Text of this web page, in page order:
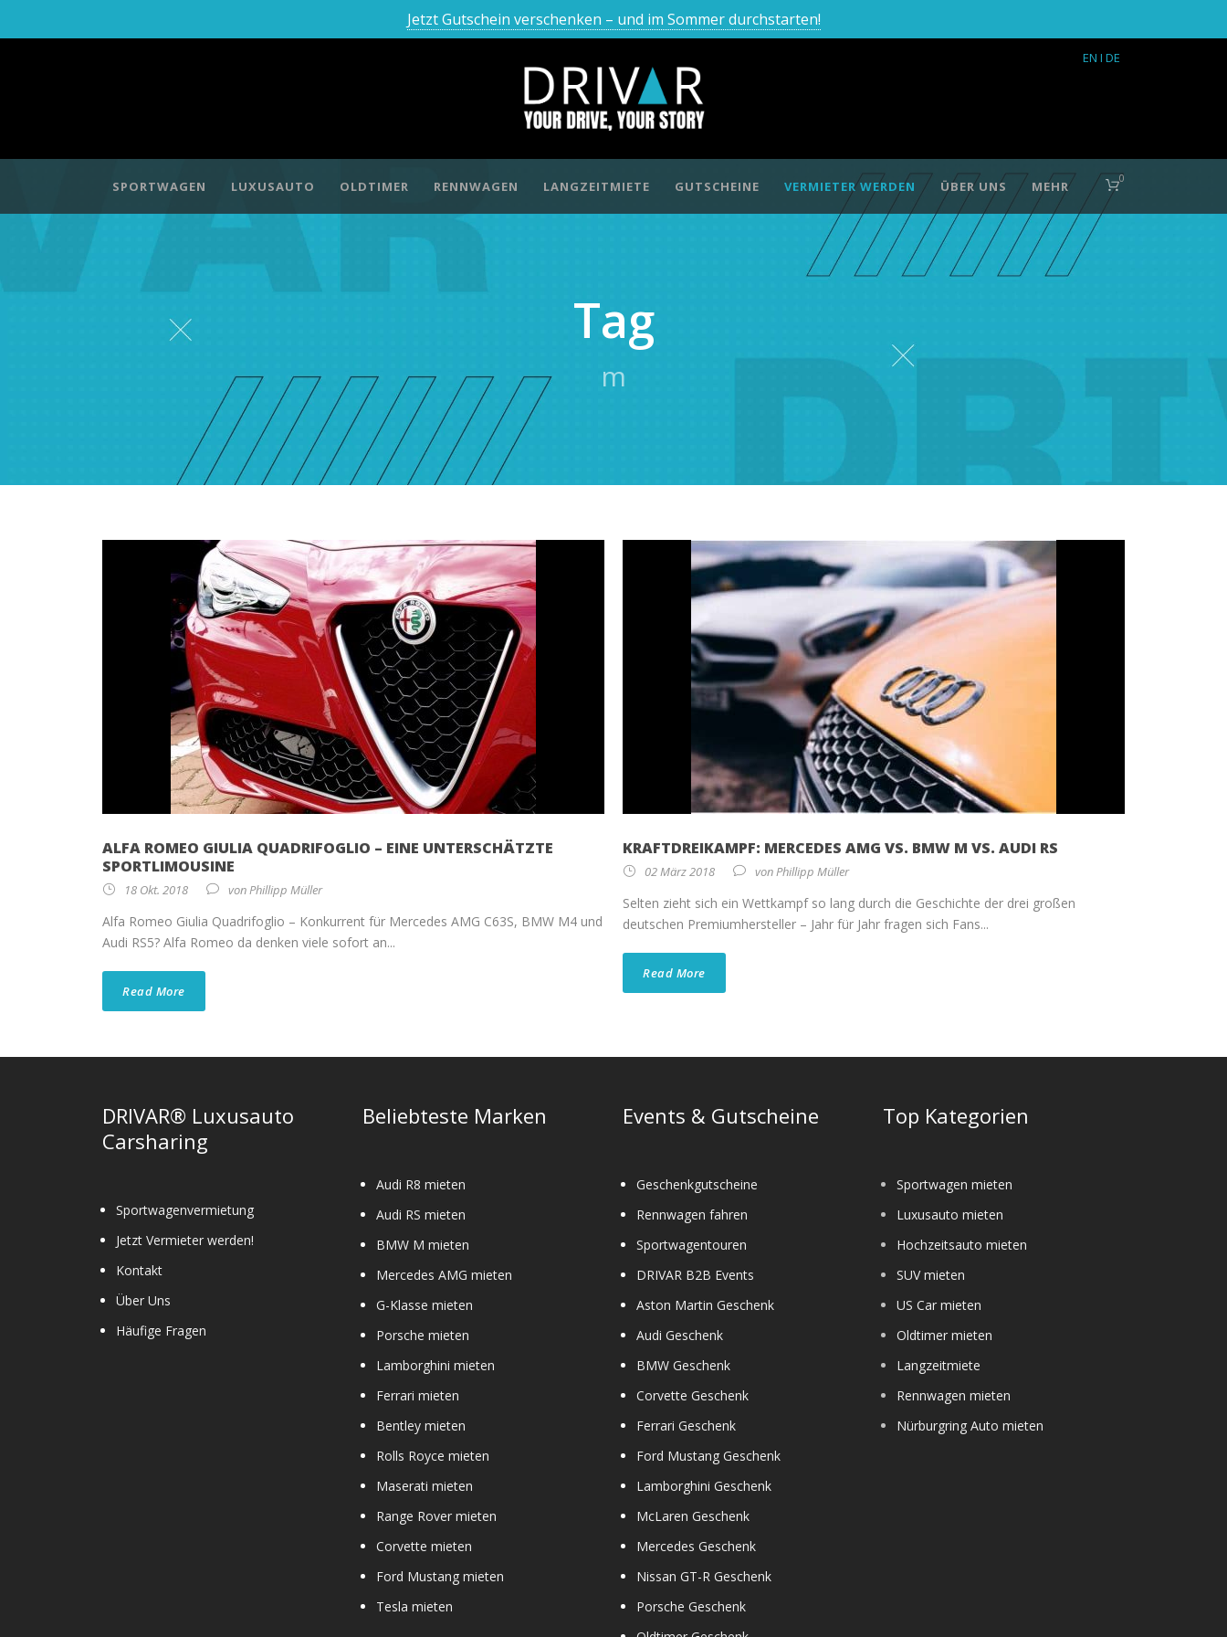
Jetzt Gutschein verschenken – und im Sommer durchstarten!
EN I DE
SPORTWAGEN LUXUSAUTO OLDTIMER RENNWAGEN LANGZEITMIETE GUTSCHEINE VERMIETER WERDEN ÜBER UNS MEHR 0
Tag
m
ALFA ROMEO GIULIA QUADRIFOGLIO – EINE UNTERSCHÄTZTE
SPORTLIMOUSINE
18 Okt. 2018 vonPhillipp Müller
Alfa Romeo Giulia Quadrifoglio – Konkurrent für Mercedes AMG C63S, BMW M4 und
Audi RS5? Alfa Romeo da denken viele sofort an...
Read More
KRAFTDREIKAMPF: MERCEDES AMG VS. BMW M VS. AUDI RS
02 März 2018 vonPhillipp Müller
Selten zieht sich ein Wettkampf so lang durch die Geschichte der drei großen
deutschen Premiumhersteller – Jahr für Jahr fragen sich Fans...
Read More
DRIVAR® Luxusauto
Carsharing
Sportwagenvermietung
Jetzt Vermieter werden!
Kontakt
Über Uns
Häufige Fragen
Beliebteste Marken
Audi R8 mieten
Audi RS mieten
BMW M mieten
Mercedes AMG mieten
G-Klasse mieten
Porsche mieten
Lamborghini mieten
Ferrari mieten
Bentley mieten
Rolls Royce mieten
Maserati mieten
Range Rover mieten
Corvette mieten
Ford Mustang mieten
Tesla mieten
Events & Gutscheine
Geschenkgutscheine
Rennwagen fahren
Sportwagentouren
DRIVAR B2B Events
Aston Martin Geschenk
Audi Geschenk
BMW Geschenk
Corvette Geschenk
Ferrari Geschenk
Ford Mustang Geschenk
Lamborghini Geschenk
McLaren Geschenk
Mercedes Geschenk
Nissan GT-R Geschenk
Porsche Geschenk
Top Kategorien
Sportwagen mieten
Luxusauto mieten
Hochzeitsauto mieten
SUV mieten
US Car mieten
Oldtimer mieten
Langzeitmiete
Rennwagen mieten
Nürburgring Auto mieten